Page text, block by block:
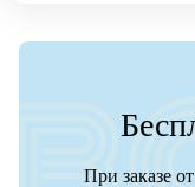
При заказе